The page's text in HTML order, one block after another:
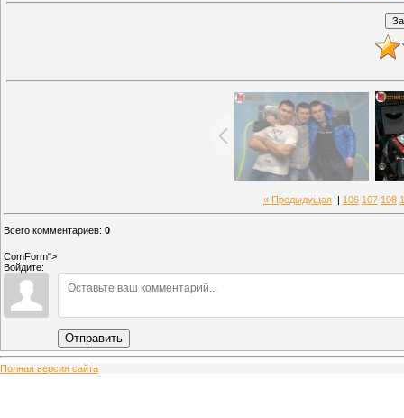
« Предыдущая 106 107 108
Всего комментариев: 0
ComForm">
Войдите:
Отправить
Полная версия сайта